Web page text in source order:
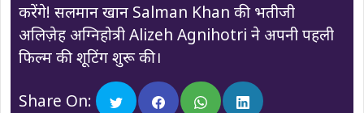
करेंगे! सलमान खान Salman Khan की भतीजी
अलिज़ेह अग्निहोत्री Alizeh Agnihotri ने अपनी पहली
फिल्म की शूटिंग शुरू की।
Share On: